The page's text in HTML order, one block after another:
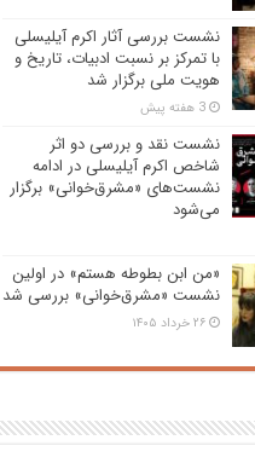
نشست بررسی آثار اکرم آیلیسلی
با تمرکز بر نسبت ادبیات، تاریخ و
هویت ملی برگزار شد
3 هفته پیش
نشست نقد و بررسی دو اثر
شاخص اکرم آیلیسلی در ادامه
نشست‌های «مشرق‌خوانی» برگزار
می‌شود
«من ابن بطوطه هستم» در اولین
نشست «مشرق‌خوانی» بررسی شد
۲۶ خرداد ۱۴۰۵